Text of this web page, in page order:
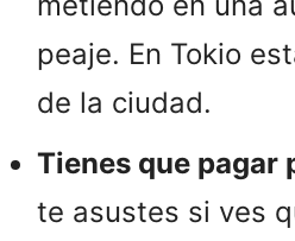
peaje. En Tokio
de la ciudad.
Tienes que pagar
te asustes si ves